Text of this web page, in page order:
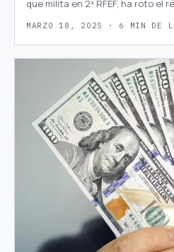
que milita en 2ª RFEF, ha roto el
MARZO 18, 2025 · 6 MIN DE